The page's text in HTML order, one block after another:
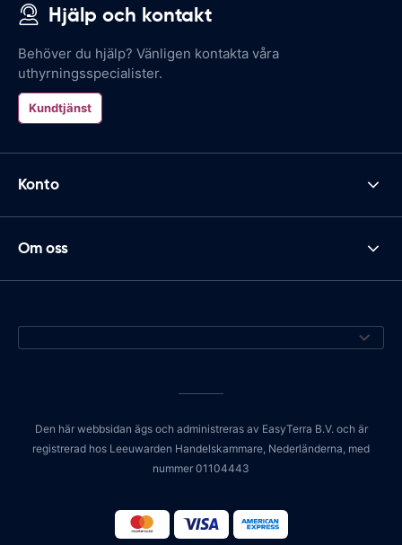
Hjälp och kontakt
Behöver du hjälp? Vänligen kontakta våra
uthyrningsspecialister.
Kundtjänst
Konto
Om oss
Den här webbsidan ägs och administreras av EasyTerra B.V. och är
registrerad hos Leeuwarden Handelskammare, Nederländerna, med
nummer 01104443